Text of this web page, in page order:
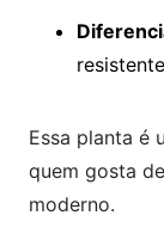
Essa planta é
quem gosta
moderno.